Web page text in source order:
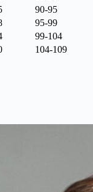
90-95
95-99
99-104
104-109